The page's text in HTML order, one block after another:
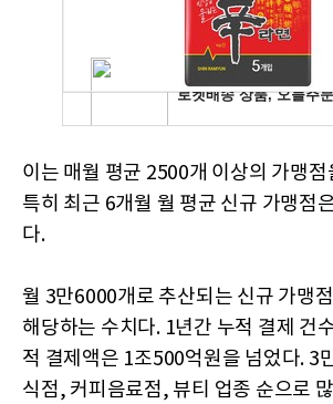
이는 매월 평균 2500개 이상의 가맹
특히 최근 6개월 월 평균 신규 가맹점
다.
월 3만6000개로 추산되는 신규 가맹
해당하는 수치다. 1년간 누적 결제 건
적 결제액은 1조500억원을 넘었다. 3
식점, 커피음료점, 뷰티 업종 순으로